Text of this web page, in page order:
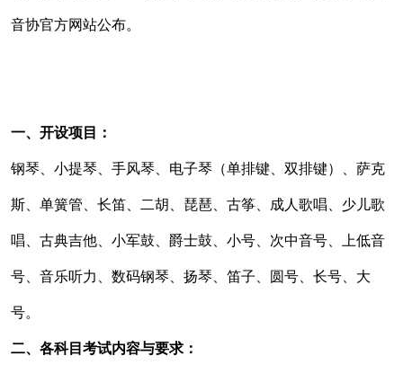
音协官方网站公布。
一、开设项目：
钢琴、小提琴、手风琴、电子琴（单排键、双排键）、萨克
斯、单簧管、长笛、二胡、琵琶、古筝、成人歌唱、少儿歌
唱、古典吉他、小军鼓、爵士鼓、小号、次中音号、上低音
号、音乐听力、数码钢琴、扬琴、笛子、圆号、长号、大
号。
二、各科目考试内容与要求：